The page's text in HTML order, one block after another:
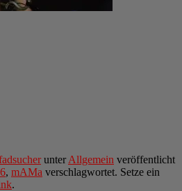
unter Allgemein veröffentlicht
, mAMa verschlagwortet. Setze ein
.